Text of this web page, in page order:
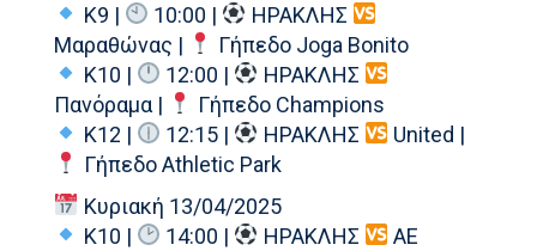
Κ9 |
10:00 |
ΗΡΑΚΛΗΣ
Μαραθώνας |
Γήπεδο Joga Bonito
Κ10 |
12:00 |
ΗΡΑΚΛΗΣ
Πανόραμα |
Γήπεδο Champions
Κ12 |
12:15 | ΗΡΑΚΛΗΣ
United |
Γήπεδο Athletic Park
Κυριακή 13/04/2025
Κ10 |
14:00 | ΗΡΑΚΛΗΣ
ΑΕ